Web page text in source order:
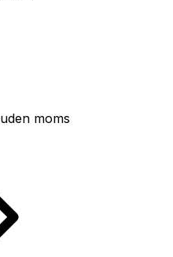
uden moms